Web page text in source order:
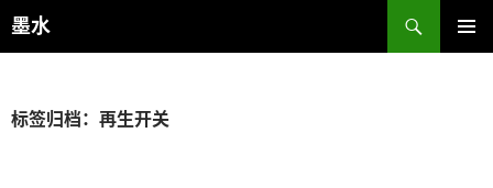
跳
至
墨水
搜
索
标签归档：再生开关